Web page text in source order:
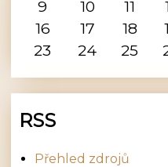
9
10 11
16
17 18
23
24 25
RSS
Přehled zdrojů